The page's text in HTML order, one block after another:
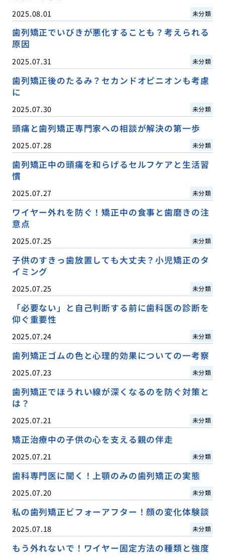
2025.08.01 未分類
歯列矯正でいびきが悪化することも？考えられる
原因
2025.07.31 未分類
歯列矯正後のたるみ？セカンドオピニオンも考慮
に
2025.07.30 未分類
頭痛と歯列矯正専門家への相談が解決の第一歩
2025.07.28 未分類
歯列矯正中の頭痛を和らげるセルフケアと生活習
慣
2025.07.27 未分類
ワイヤー外れを防ぐ！矯正中の食事と歯磨きの注
意点
2025.07.25 未分類
子供のすきっ歯放置しても大丈夫？小児矯正のタ
イミング
2025.07.25 未分類
「必要ない」と自己判断する前に歯科医の診断を
仰ぐ重要性
2025.07.24 未分類
歯列矯正ゴムの色と心理的効果についての一考察
2025.07.23 未分類
歯列矯正でほうれい線が深くなるのを防ぐ対策と
は？
2025.07.21 未分類
矯正治療中の子供の心を支える親の伴走
2025.07.21 未分類
歯科専門医に聞く！上顎のみの歯列矯正の実態
2025.07.20 未分類
私の歯列矯正ビフォーアフター！顔の変化体験談
2025.07.18 未分類
もう外れないで！ワイヤー固定方法の種類と強度